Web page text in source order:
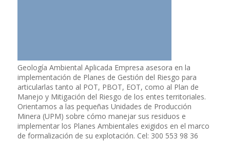
Geología Ambiental Aplicada Empresa asesora en la
implementación de Planes de Gestión del Riesgo para
articularlas tanto al POT, PBOT, EOT, como al Plan de
Manejo y Mitigación del Riesgo de los entes territoriales.
Orientamos a las pequeñas Unidades de Producción
Minera (UPM) sobre cómo manejar sus residuos e
implementar los Planes Ambientales exigidos en el marco
de formalización de su explotación. Cel: 300 553 98 36